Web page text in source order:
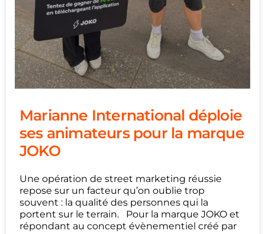
Marianne International déploie
ses animateurs pour la marque
JOKO
Une opération de street marketing réussie
repose sur un facteur qu’on oublie trop
souvent : la qualité des personnes qui la
portent sur le terrain. Pour la marque JOKO et
répondant au concept évènementiel créé par